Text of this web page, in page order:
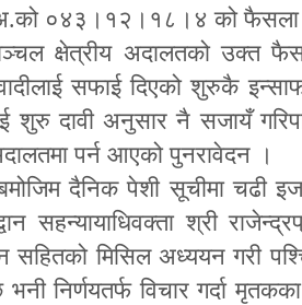
०४३।१२।१८।४ को
क्षेत्रीय अदालतको उक्त
सफाई दिएको शुरुकै
शुरु दावी अनुसार नै सजायँ
पर्न आएको पुनरावेदन ।
दैनिक पेशी सूचीमा चढी
सहन्यायाधिवक्ता श्री
सहितको मिसिल अध्ययन गरी
निर्णयतर्फ विचार गर्दा